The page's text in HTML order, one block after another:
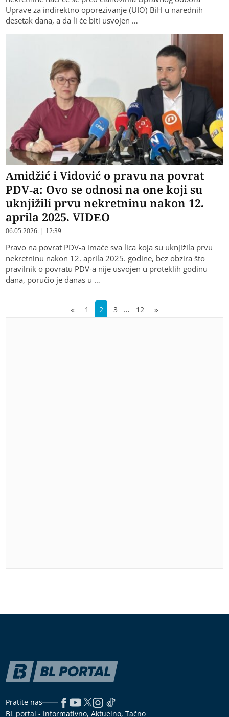
Uprave za indirektno oporezivanje (UIO) BiH u narednih
desetak dana, a da li će biti usvojen …
Amidžić i Vidović o pravu na povrat
PDV-a: Ovo se odnosi na one koji su
uknjižili prvu nekretninu nakon 12.
aprila 2025. VIDEO
06.05.2026. | 12:39
Pravo na povrat PDV-a imaće sva lica koja su uknjižila prvu
nekretninu nakon 12. aprila 2025. godine, bez obzira što
pravilnik o povratu PDV-a nije usvojen u proteklih godinu
dana, poručio je danas u …
« 1 2 3 … 12 »
Pratite nas
BL portal - Informativno, Aktuelno, Tačno